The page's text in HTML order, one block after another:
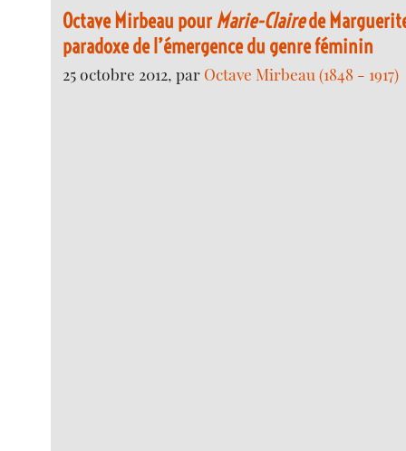
Octave Mirbeau pourMarie-Clairede
paradoxe de l’émergence du genre féminin
25 octobre 2012, par Octave Mirbeau (1848 - 1917)